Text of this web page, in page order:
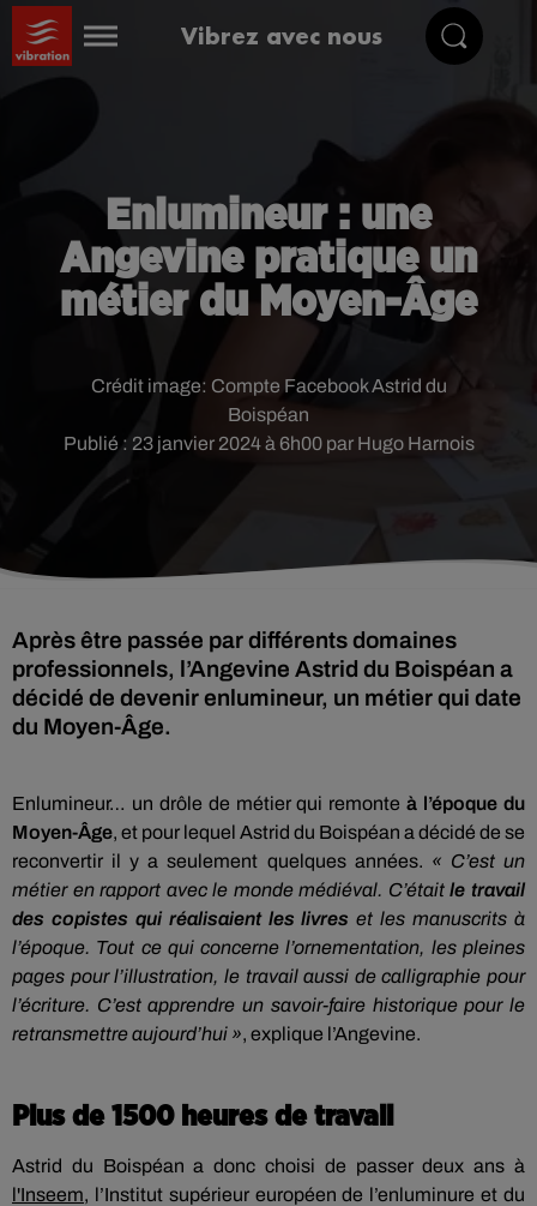
Vibrez avec nous
Enlumineur : une
Angevine pratique un
métier du Moyen-Âge
Publié : 23 janvier 2024 à 6h00 par Hugo Harnois
Crédit image: Compte Facebook Astrid du
Boispéan
Après être passée par différents domaines
professionnels, l’Angevine Astrid du Boispéan a
décidé de devenir enlumineur, un métier qui date
du Moyen-Âge.
Enlumineur… un drôle de métier qui remonteà l’époque du
Moyen-Âge, et pour lequel Astrid du Boispéan a décidé de se
reconvertir il y a seulement quelques années. « C’est un
métier en rapport avec le monde médiéval. C’étaitle travail
des copistes qui réalisaient les livres et les manuscrits à
l’époque. Tout ce qui concerne l’ornementation, les pleines
pages pour l’illustration, le travail aussi de calligraphie pour
l’écriture. C’est apprendre un savoir-faire historique pour le
retransmettre aujourd’hui », explique l’Angevine.
Plus de 1500 heures de travail
Astrid du Boispéan a donc choisi de passer deux ans à
l'Inseem, l’Institut supérieur européen de l’enluminure et du